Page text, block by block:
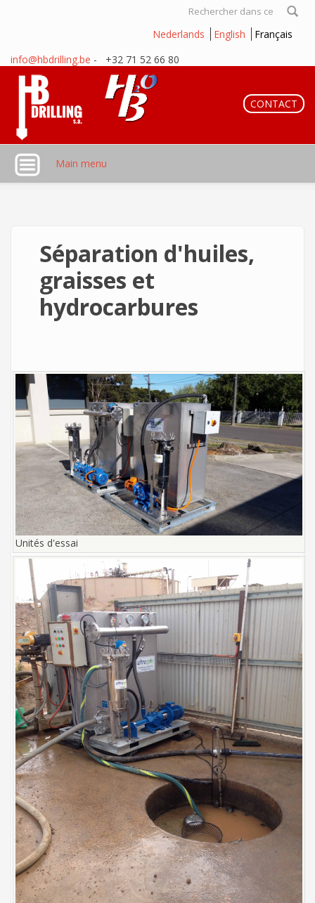
Formulaire
de recherche
Nederlands English
Français
info@hbdrilling.be - +32 71 52 66 80
CONTACT
Main menu
Séparation d'huiles,
graisses et
hydrocarbures
Unités d'essai